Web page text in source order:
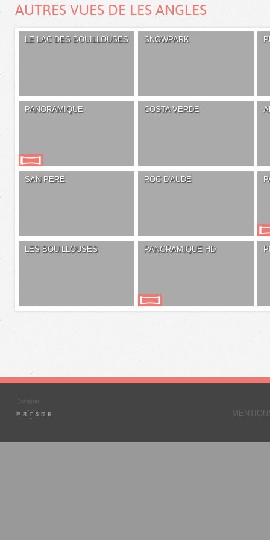
AUTRES VUES DE LES ANGLES
LE LAC DES BOUILLOUSES SNOWPARK
PANORAMIQUE COSTA VERDE
SAN PERE ROC D'AUDE
LES BOUILLOUSES PANORAMIQUE HD